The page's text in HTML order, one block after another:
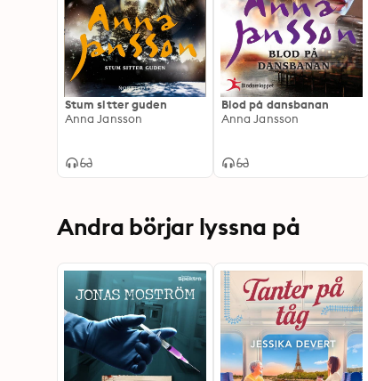
Stum sitter guden
Anna Jansson
Blod på dansbanan
Anna Jansson
Andra börjar lyssna på